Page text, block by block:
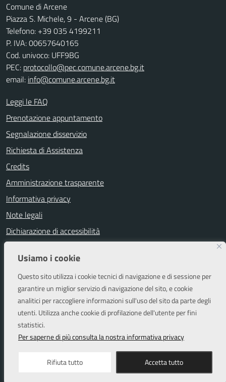
Usiamo i cookie
Questo sito utilizza i cookie tecnici di navigazione e di sessione per
garantire un miglior servizio di navigazione del sito, e cookie
analitici per raccogliere informazioni sull'uso del sito da parte degli
utenti. Utilizza anche cookie di profilazione dell'utente per fini
statistici.
Per saperne di più consulta la nostra informativa privacy
Rifiuta tutto Accetta tutto
Comune di Arcene
Piazza S. Michele, 9 - Arcene (BG)
Telefono: +39 035 4199211
P. IVA: 00657640165
Cod. univoco: UFF9BG
PEC: protocollo@pec.comune.arcene.bg.it
email: info@comune.arcene.bg.it
Leggi le FAQ
Prenotazione appuntamento
Segnalazione disservizio
Richiesta di Assistenza
Credits
Amministrazione trasparente
Informativa privacy
Note legali
Dichiarazione di accessibilità
Attuazione misure PNRR
Piano di miglioramento del sito
SEGUICI SU
Facebook Instagram